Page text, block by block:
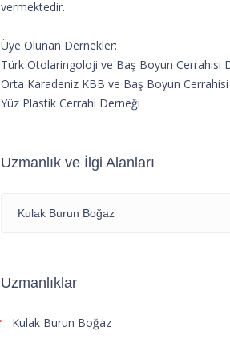
vermektedir.
Üye Olunan Dernekler:
Türk Otolaringoloji ve Baş Boyun Cerrahisi
Orta Karadeniz KBB ve Baş Boyun
Yüz Plastik Cerrahi Derneği
Uzmanlık ve İlgi Alanları
Kulak Burun Boğaz
Uzmanlıklar
Kulak Burun Boğaz